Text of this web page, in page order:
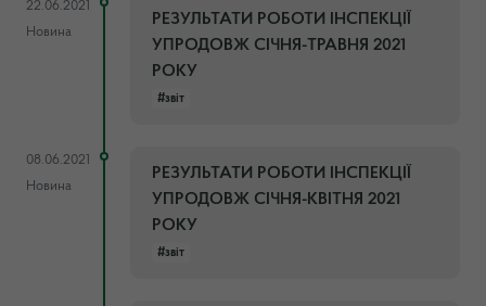
22.06.2021
Новина
РЕЗУЛЬТАТИ РОБОТИ ІНСПЕКЦІЇ
УПРОДОВЖ СІЧНЯ-ТРАВНЯ 2021
РОКУ
#звіт
08.06.2021
Новина
РЕЗУЛЬТАТИ РОБОТИ ІНСПЕКЦІЇ
УПРОДОВЖ СІЧНЯ-КВІТНЯ 2021
РОКУ
#звіт